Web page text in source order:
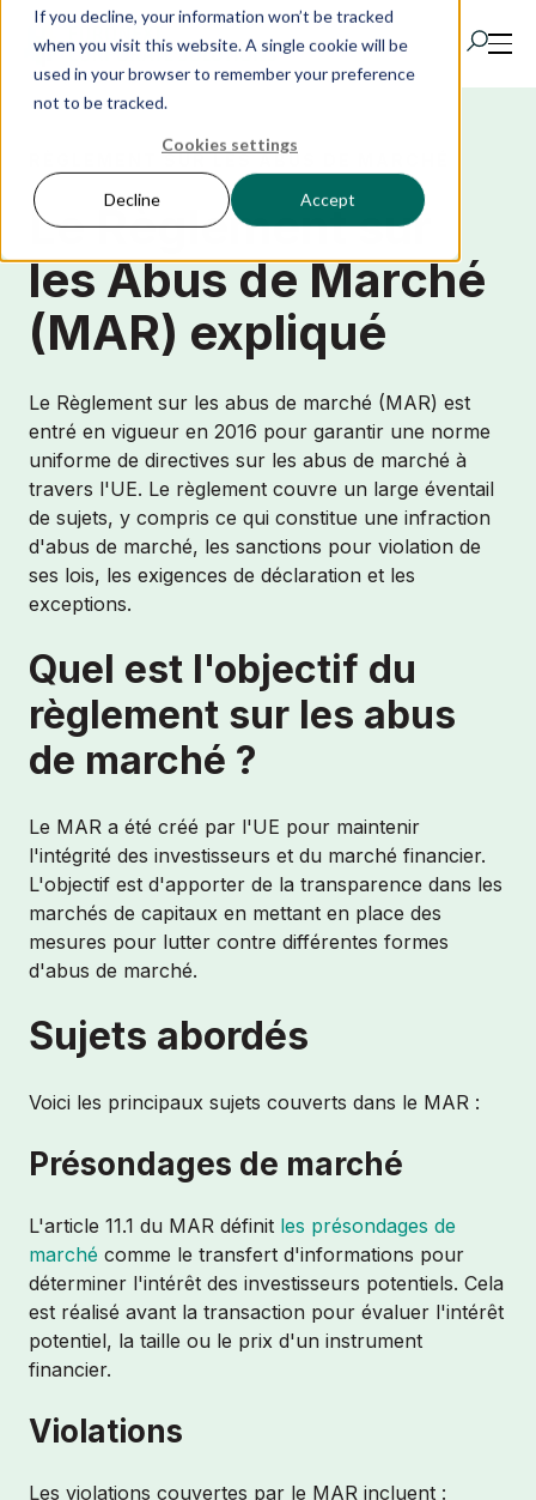
If you decline, your information won’t be tracked
when you visit this website. A single cookie will be
used in your browser to remember your preference
not to be tracked.
Cookies settings
Decline Accept
IR Portal
IA
Ressources
RÈGLEMENT SUR LES ABUS DE MARCHÉ
Le Règlement sur
les Abus de Marché
(MAR) expliqué
Le Règlement sur les abus de marché (MAR) est
entré en vigueur en 2016 pour garantir une norme
uniforme de directives sur les abus de marché à
travers l'UE. Le règlement couvre un large éventail
de sujets, y compris ce qui constitue une infraction
d'abus de marché, les sanctions pour violation de
ses lois, les exigences de déclaration et les
exceptions.
Quel est l'objectif du
règlement sur les abus
de marché ?
Le MAR a été créé par l'UE pour maintenir
l'intégrité des investisseurs et du marché financier.
L'objectif est d'apporter de la transparence dans les
marchés de capitaux en mettant en place des
mesures pour lutter contre différentes formes
d'abus de marché.
Sujets abordés
Voici les principaux sujets couverts dans le MAR :
Présondages de marché
L'article 11.1 du MAR définit les présondages de
marché comme le transfert d'informations pour
déterminer l'intérêt des investisseurs potentiels. Cela
est réalisé avant la transaction pour évaluer l'intérêt
potentiel, la taille ou le prix d'un instrument
financier.
Violations
Les violations couvertes par le MAR incluent :